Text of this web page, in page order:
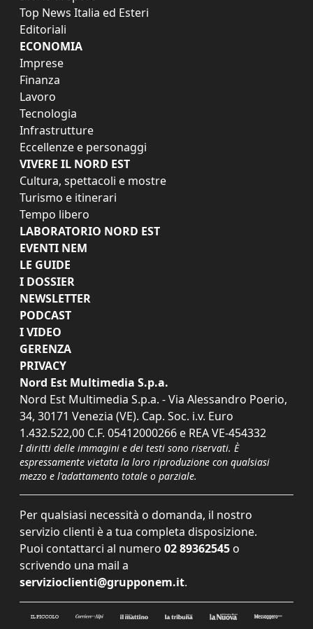
Top News Italia ed Esteri
Editoriali
ECONOMIA
Imprese
Finanza
Lavoro
Tecnologia
Infrastrutture
Eccellenze e personaggi
VIVERE IL NORD EST
Cultura, spettacoli e mostre
Turismo e itinerari
Tempo libero
LABORATORIO NORD EST
EVENTI NEM
LE GUIDE
I DOSSIER
NEWSLETTER
PODCAST
I VIDEO
GERENZA
PRIVACY
Nord Est Multimedia S.p.a.
Nord Est Multimedia S.p.a. - Via Alessandro Poerio,
34, 30171 Venezia (VE). Cap. Soc. i.v. Euro
1.432.522,00 C.F. 05412000266 e REA VE-454332
I diritti delle immagini e dei testi sono riservati. È
espressamente vietata la loro riproduzione con qualsiasi
mezzo e l'adattamento totale o parziale.
Per qualsiasi necessità o domanda, il nostro
servizio clienti è a tua completa disposizione.
Puoi contattarci al numero 02 89362545 o
scrivendo una mail a
servizioclienti@grupponem.it.